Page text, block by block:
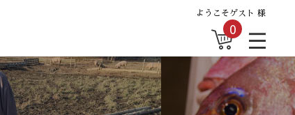
ようこそゲスト 様
0